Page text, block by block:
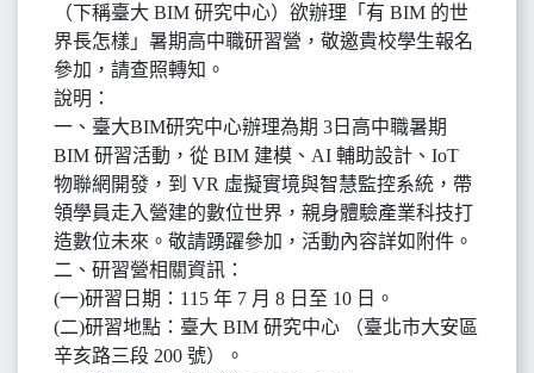
（下稱臺大 BIM 研究中心）欲辦理「有 BIM 的世
界長怎樣」暑期高中職研習營，敬邀貴校學生報名
參加，請查照轉知。
說明：
一、臺大BIM研究中心辦理為期 3日高中職暑期
BIM 研習活動，從 BIM 建模、AI 輔助設計、IoT
物聯網開發，到 VR 虛擬實境與智慧監控系統，帶
領學員走入營建的數位世界，親身體驗產業科技打
造數位未來。敬請踴躍參加，活動內容詳如附件。
二、研習營相關資訊：
(一)研習日期：115 年 7 月 8 日至 10 日。
(二)研習地點：臺大 BIM 研究中心 （臺北市大安區
辛亥路三段 200 號）。